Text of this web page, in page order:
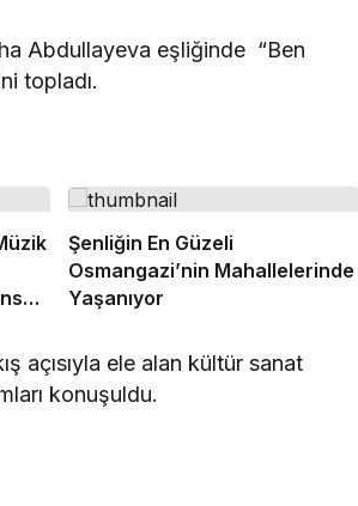
Abdullayeva eşliğinde “Ben
topladı.
Şenliğin En Güzeli
Osmangazi’nin Mahallelerinde
Yaşanıyor
açısıyla ele alan kültür sanat
konuşuldu.